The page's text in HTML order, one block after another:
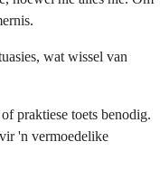
wat wissel van
praktiese toets benodig.
'n vermoedelike